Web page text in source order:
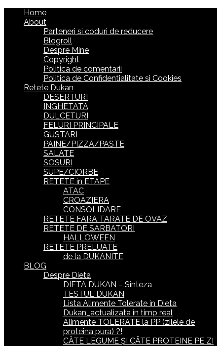
Home
About
Parteneri si coduri de reducere
Blogroll
Despre Mine
Copyright
Politica de comentarii
Politica de Confidentialitate si Cookies
Retete Dukan
DESERTURI
INGHETATA
DULCETURI
FELURI PRINCIPALE
GUSTARI
PAINE/PIZZA/PASTE
SALATE
SOSURI
SUPE/CIORBE
RETETE in ETAPE
ATAC
CROAZIERA
CONSOLIDARE
RETETE FARA TARATE DE OVAZ
RETETE DE SARBATORI
HALLOWEEN
RETETE PRELUATE
de la DUKANITE
BLOG
Despre Dieta
DIETA DUKAN – Sinteza
TESTUL DUKAN
Lista Alimente Tolerate in Dieta
Dukan_actualizata in timp real
Alimente TOLERATE la PP (zilele de
proteina pura) ?!
CÂTE LEGUME ȘI CÂTE PROTEINE PE ZI